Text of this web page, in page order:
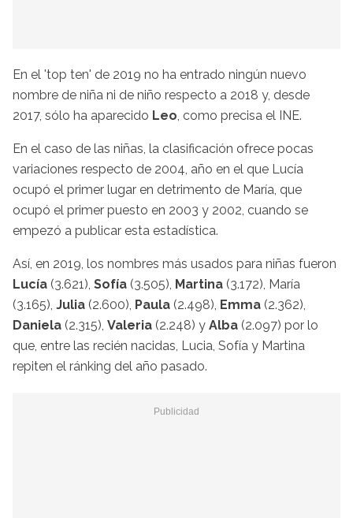
En el 'top ten' de 2019 no ha entrado ningún nuevo
nombre de niña ni de niño respecto a 2018 y, desde
2017, sólo ha aparecido Leo, como precisa el INE.
En el caso de las niñas, la clasificación ofrece pocas
variaciones respecto de 2004, año en el que Lucía
ocupó el primer lugar en detrimento de María, que
ocupó el primer puesto en 2003 y 2002, cuando se
empezó a publicar esta estadística.
Así, en 2019, los nombres más usados para niñas fueron
Lucía (3.621), Sofía (3.505), Martina (3.172), María
(3.165), Julia (2.600), Paula (2.498), Emma (2.362),
Daniela (2.315), Valeria (2.248) y Alba (2.097) por lo
que, entre las recién nacidas, Lucia, Sofía y Martina
repiten el ránking del año pasado.